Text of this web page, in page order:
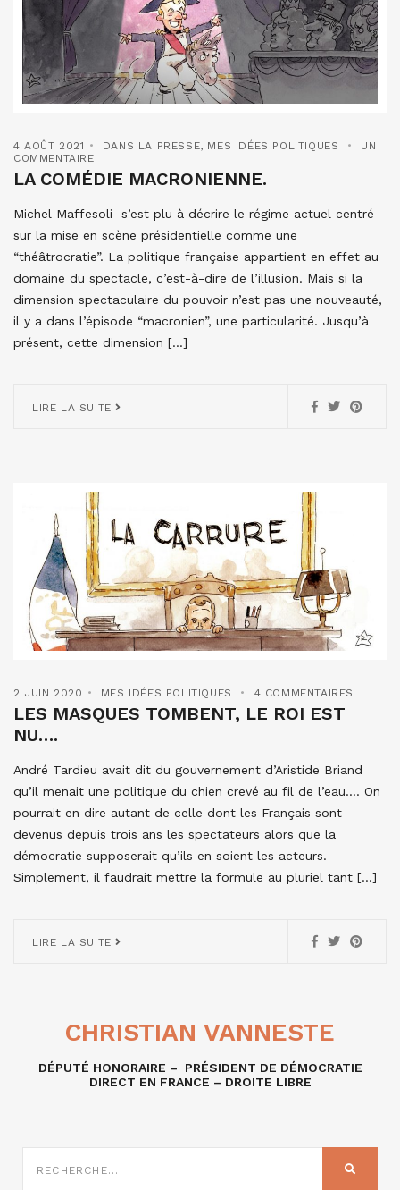
4 AOÛT 2021 DANS LA PRESSE, MES IDÉES POLITIQUES
UN
COMMENTAIRE
LA COMÉDIE MACRONIENNE.
Michel Maffesoli s’est plu à décrire le régime actuel centré
sur la mise en scène présidentielle comme une
“théâtrocratie”. La politique française appartient en effet au
domaine du spectacle, c’est-à-dire de l’illusion. Mais si la
dimension spectaculaire du pouvoir n’est pas une nouveauté,
il y a dans l’épisode “macronien”, une particularité. Jusqu’à
présent, cette dimension […]
LIRE LA SUITE
2 JUIN 2020 MES IDÉES POLITIQUES 4 COMMENTAIRES
LES MASQUES TOMBENT, LE ROI EST
NU….
André Tardieu avait dit du gouvernement d’Aristide Briand
qu’il menait une politique du chien crevé au fil de l’eau…. On
pourrait en dire autant de celle dont les Français sont
devenus depuis trois ans les spectateurs alors que la
démocratie supposerait qu’ils en soient les acteurs.
Simplement, il faudrait mettre la formule au pluriel tant […]
LIRE LA SUITE
CHRISTIAN VANNESTE
DÉPUTÉ HONORAIRE – PRÉSIDENT DE DÉMOCRATIE
DIRECT EN FRANCE – DROITE LIBRE
RECHERCHE
SUR